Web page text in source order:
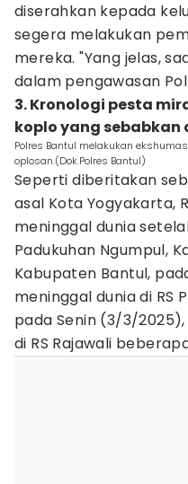
diserahkan kepada
segera melakukan
mereka. "Yang jelas,
dalam pengawasan
3. Kronologi pesta
koplo yang
Polres Bantul melakukan
oplosan.(Dok.Polres Bantul)
Seperti diberitakan
asal Kota Yogyakarta,
meninggal dunia
Padukuhan Ngumpul,
Kabupaten Bantul,
meninggal dunia di RS
pada Senin (3/3/
di RS Rajawali